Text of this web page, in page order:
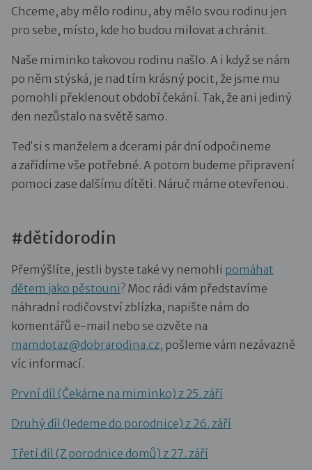
Chceme, aby mělo rodinu, aby mělo svou rodinu jen
pro sebe, místo, kde ho budou milovat a chránit.
Naše miminko takovou rodinu našlo. A i když se nám
po něm stýská, je nad tím krásný pocit, že jsme mu
pomohli překlenout období čekání. Tak, že ani jediný
den nezůstalo na světě samo.
Teď si s manželem a dcerami pár dní odpočineme
a zařídíme vše potřebné. A potom budeme připravení
pomoci zase dalšímu dítěti. Náruč máme otevřenou.
#dětidorodin
Přemýšlíte, jestli byste také vy nemohli pomáhat
dětem jako pěstouni ? Moc rádi vám představíme
náhradní rodičovství zblízka, napište nám do
komentářů e-mail nebo se ozvěte na
mamdotaz@dobrarodina.cz, pošleme vám nezávazně
víc informací.
První díl (Čekáme na miminko) z 25. září
Druhý díl (Jedeme do porodnice) z 26. září
Třetí díl (Z porodnice domů) z 27. září